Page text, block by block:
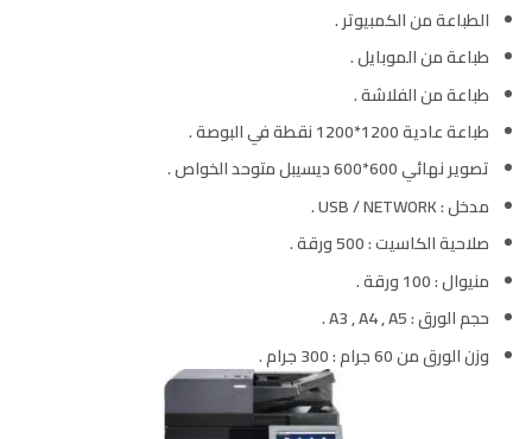
الطباعة من الكمبيوتر .
طباعة من الموبايل .
طباعة من الفلاشة .
طباعة عادية 1200*1200 نقطة في البوصة .
تصوير نهائي 600*600 ديسيبل متوحد الخواص .
مدخل : USB / NETWORK .
صلاحية الكاسيت : 500 ورقة .
منيوال : 100 ورقة .
حجم الورق : A3 , A4 , A5 .
وزن الورق من 60 جرام : 300 جرام .